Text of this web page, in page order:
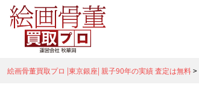
絵画骨董買取プロ |東京銀座| 親子90年の実績 査定は無料>